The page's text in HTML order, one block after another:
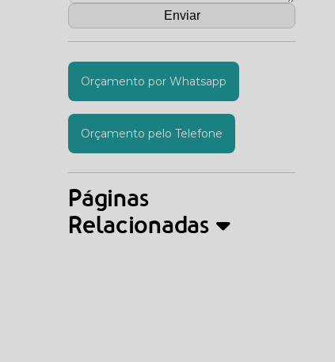
Orçamento por Whatsapp
Orçamento pelo Telefone
Páginas
Relacionadas